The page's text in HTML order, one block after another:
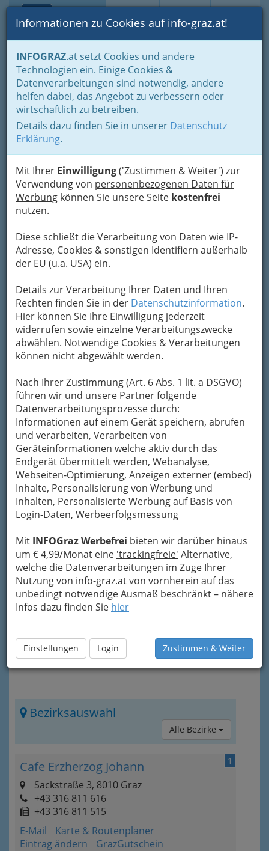
Suche Login Toggle
Informationen zu Cookies auf info-graz.at!
INFOGRAZ.at setzt Cookies und andere
Technologien ein. Einige Cookies &
Datenverarbeitungen sind notwendig, andere
helfen dabei, das Angebot zu verbessern oder
wirtschaftlich zu betreiben.
Details dazu finden Sie in unserer Datenschutz
Erklärung.
Mit Ihrer Einwilligung('Zustimmen & Weiter') zur
Verwendung von personenbezogenen Daten für
Werbung können Sie unsere Seite kostenfrei
nutzen.
Diese schließt die Verarbeitung von Daten wie IP-
Adresse, Cookies & sonstigen Identifiern außerhalb
der EU (u.a. USA) ein.
Details zur Verarbeitung Ihrer Daten und Ihren
Rechten finden Sie in der Datenschutzinformation.
Hier können Sie Ihre Einwilligung jederzeit
widerrufen sowie einzelne Verarbeitungszwecke
abwählen. Notwendige Cookies & Verarbeitungen
können nicht abgewählt werden.
Nach Ihrer Zustimmung (Art. 6 Abs. 1 lit. a DSGVO)
führen wir und unsere Partner folgende
Datenverarbeitungsprozesse durch:
Informationen auf einem Gerät speichern, abrufen
und verarbeiten, Verarbeiten von
Geräteinformationen welche aktiv durch das
Endgerät übermittelt werden, Webanalyse,
Webseiten-Optimierung, Anzeigen externer (embed)
Inhalte, Personalisierung von Werbung und
Inhalten, Personalisierte Werbung auf Basis von
Login-Daten, Werbeerfolgsmessung
Mit INFOGraz Werbefrei bieten wir darüber hinaus
um € 4,99/Monat eine 'trackingfreie' Alternative,
welche die Datenverarbeitungen im Zuge Ihrer
Nutzung von info-graz.at von vornherein auf das
unbedingt notwendige Ausmaß beschränkt – nähere
Infos dazu finden Sie hier
Einstellungen Login Zustimmen & Weiter
Home Gastronomie
Cafés, Konditoreien & Eis
Café Konditoreien in Graz und Umgebung - Paradies für
Nachschkatzen
Cafe Konditoreien - früher
eher Kaffeehaus - bieten
neben Kaffee und Tee feine
Mehlspeisen!
Konditoreien betonen oft mehr
die künstlerische Seite des
Handwerks.
Konditoreiwaren gelten bis heute oftmals als
Luxusprodukte.
EineKonditorei oder Konfiserie (auch
Confiserie)ist ein Handwerksbetrieb, der Fein-
oder Süßgebäck herstellt. Die Produkte einer
Konditorei werden in der Backstube hergestellt.
Wichtige Erzeugnisse einer Konditorei sind
Cakepops, Kekse, Pralinés, Speiseeis und
Pâtisserie. Die Herstellung von Baumkuchen gilt
als die höchste Kunst der Konditorei. Dieses
Produkt ist das Symbol des Konditorenbundes.
Bezirksauswahl
Alle Bezirke
1
Cafe Erzherzog Johann
Sackstraße 3, 8010 Graz
+43 316 811 616
+43 316 811 515
E-Mail
Karte & Routenplaner
Eintrag ändern
GrazGutschein